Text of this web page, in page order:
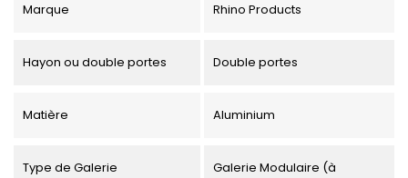
Marque Rhino Products
Hayon ou double portes Double portes
Matière Aluminium
Type de Galerie
Galerie Modulaire (à